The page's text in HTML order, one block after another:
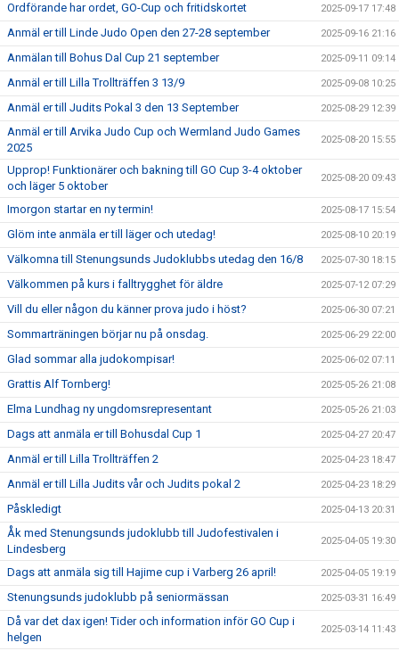
Ordförande har ordet, GO-Cup och fritidskortet 2025-09-17 17:48
Anmäl er till Linde Judo Open den 27-28 september 2025-09-16 21:16
Anmälan till Bohus Dal Cup 21 september 2025-09-11 09:14
Anmäl er till Lilla Trollträffen 3 13/9 2025-09-08 10:25
Anmäl er till Judits Pokal 3 den 13 September 2025-08-29 12:39
Anmäl er till Arvika Judo Cup och Wermland Judo Games
2025
2025-08-20 15:55
Upprop! Funktionärer och bakning till GO Cup 3-4 oktober
och läger 5 oktober
2025-08-20 09:43
Imorgon startar en ny termin! 2025-08-17 15:54
Glöm inte anmäla er till läger och utedag! 2025-08-10 20:19
Välkomna till Stenungsunds Judoklubbs utedag den 16/8 2025-07-30 18:15
Välkommen på kurs i falltrygghet för äldre 2025-07-12 07:29
Vill du eller någon du känner prova judo i höst? 2025-06-30 07:21
Sommarträningen börjar nu på onsdag. 2025-06-29 22:00
Glad sommar alla judokompisar! 2025-06-02 07:11
Grattis Alf Tornberg! 2025-05-26 21:08
Elma Lundhag ny ungdomsrepresentant 2025-05-26 21:03
Dags att anmäla er till Bohusdal Cup 1 2025-04-27 20:47
Anmäl er till Lilla Trollträffen 2 2025-04-23 18:47
Anmäl er till Lilla Judits vår och Judits pokal 2 2025-04-23 18:29
Påskledigt 2025-04-13 20:31
Åk med Stenungsunds judoklubb till Judofestivalen i
Lindesberg
2025-04-05 19:30
Dags att anmäla sig till Hajime cup i Varberg 26 april! 2025-04-05 19:19
Stenungsunds judoklubb på seniormässan 2025-03-31 16:49
Då var det dax igen! Tider och information inför GO Cup i
helgen
2025-03-14 11:43